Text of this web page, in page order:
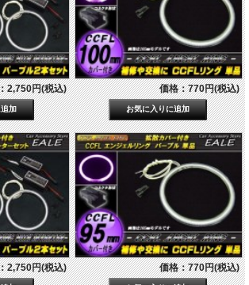
2,750円(税込) 価格：770円(税込)
2,750円(税込) 価格：770円(税込)